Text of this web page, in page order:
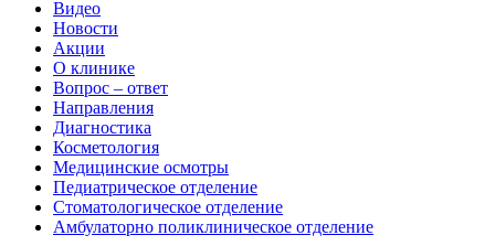
Видео
Новости
Акции
О клинике
Вопрос – ответ
Направления
Диагностика
Косметология
Медицинские осмотры
Педиатрическое отделение
Стоматологическое отделение
Амбулаторно поликлиническое отделение